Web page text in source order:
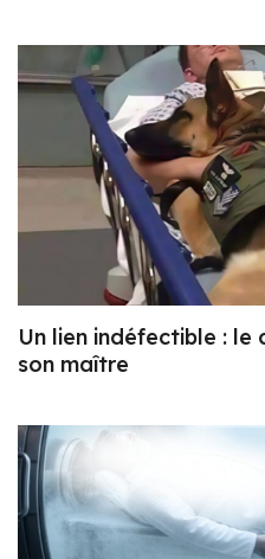
Un lien indéfectible : le
son maître